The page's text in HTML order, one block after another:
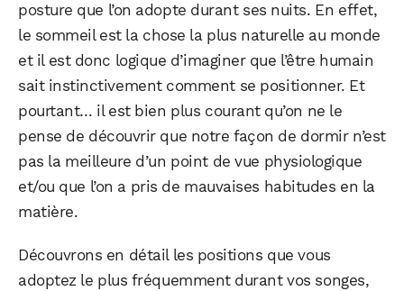
posture que l’on adopte durant ses nuits. En effet,
le sommeil est la chose la plus naturelle au monde
et il est donc logique d’imaginer que l’être humain
sait instinctivement comment se positionner. Et
pourtant… il est bien plus courant qu’on ne le
pense de découvrir que notre façon de dormir n’est
pas la meilleure d’un point de vue physiologique
et/ou que l’on a pris de mauvaises habitudes en la
matière.
Découvrons en détail les positions que vous
adoptez le plus fréquemment durant vos songes,